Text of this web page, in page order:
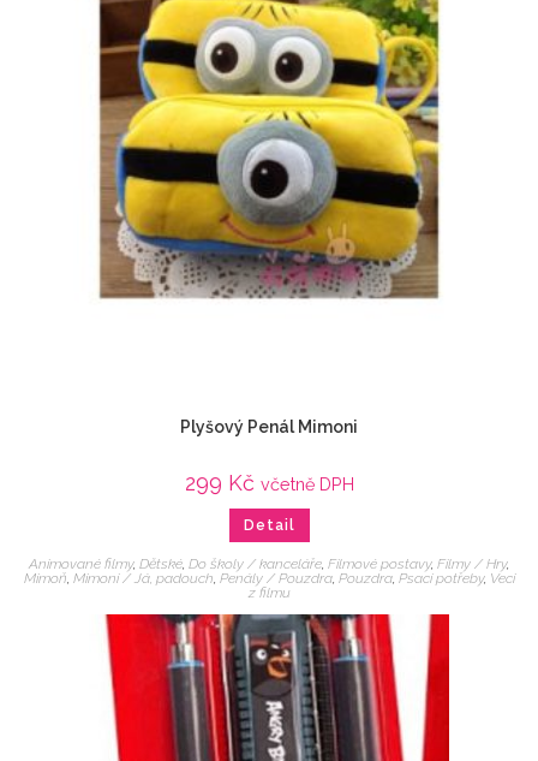
Plyšový Penál Mimoni
299 Kč včetně DPH
Detail
Animované filmy, Dětské Do školy / kanceláře Filmové postavy, Filmy / Hry,
Mimoň Mimoni / Já, padouch Penály / Pouzdra, Pouzdra, Psací potřeby, Veci
z filmu